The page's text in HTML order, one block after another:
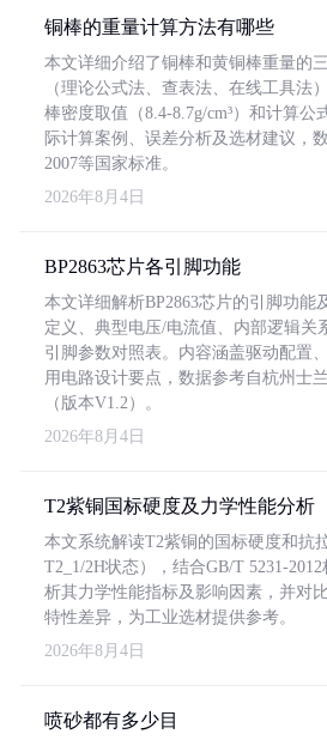
铜棒的重量计算方法有哪些
本文详细介绍了铜棒和黄铜棒重量的
（理论公式法、查表法、在线工具法
棒密度取值（8.4-8.7g/cm³）和计算公
际计算案例、误差分析及选材建议，
2007等国家标准。
2026年8月4日
BP2863芯片各引脚功能
本文详细解析BP2863芯片的引脚功能
定义、典型电压/电流值、内部逻辑关
引脚参数对照表。内容涵盖驱动配置
用电路设计要点，数据参考自杭州士
（版本V1.2）。
2026年8月4日
T2紫铜国标硬度及力学性能分析
本文系统解读T2紫铜的国标硬度和抗
T2_1/2H状态），结合GB/T 5231-
析其力学性能指标及影响因素，并对
特性差异，为工业选材提供参考。
2026年8月4日
喷砂都有多少目